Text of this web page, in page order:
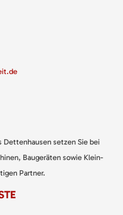
Dettenhausen setzen Sie bei
Baugeräten sowie Klein-
Partner.